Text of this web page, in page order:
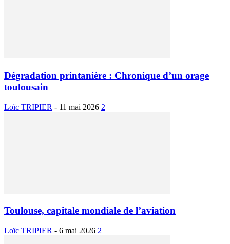
Dégradation printanière : Chronique d’un orage
toulousain
Loïc TRIPIER - 11 mai 2026 2
Toulouse, capitale mondiale de l’aviation
Loïc TRIPIER - 6 mai 2026 2